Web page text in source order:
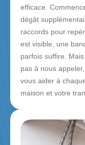
efficace.
dégât
raccords pour
est visible, une
parfois suffire.
pas à nous
vous aider à
maison et votre